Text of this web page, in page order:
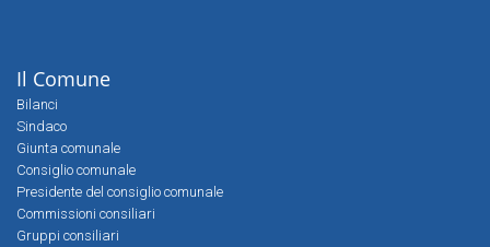
Il Comune
Bilanci
Sindaco
Giunta comunale
Consiglio comunale
Presidente del consiglio comunale
Commissioni consiliari
Gruppi consiliari